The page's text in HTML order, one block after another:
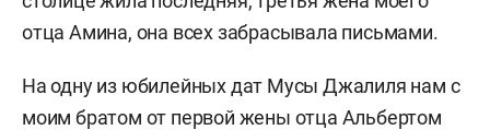
отца Амина, она всех забрасывала письмами.
На одну из юбилейных дат Мусы Джалиля нам с
моим братом от первой жены отца Альбертом